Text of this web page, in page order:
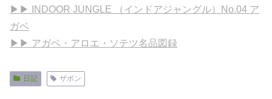
▶▶ INDOOR JUNGLE （インドアジャングル）No.04 ア
ガベ
▶▶ アガベ・アロエ・ソテツ名品図録
日記 ザボン